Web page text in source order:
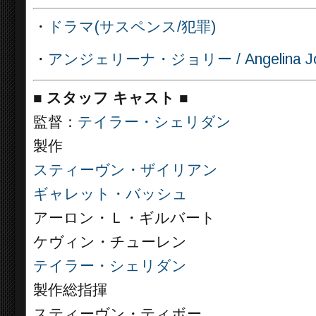
・
ドラマ(サスペンス/犯罪)
・ アンジェリーナ・ジョリー / Angelina
■ スタッフ キャスト ■
監督： テイラー・シェリダン
製作
スティーヴン・ザイリアン
ギャレット・バッシュ
アーロン・Ｌ・ギルバート
ケヴィン・チューレン
テイラー・シェリダン
製作総指揮